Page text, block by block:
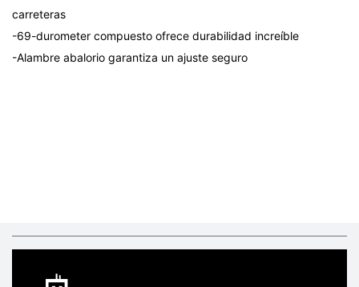
carreteras
-69-durometer compuesto ofrece durabilidad increíble
-Alambre abalorio garantiza un ajuste seguro